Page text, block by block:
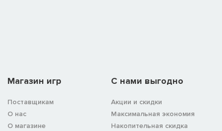
Магазин игр
Поставщикам
О нас
О магазине
C нами выгодно
Акции и скидки
Максимальная экономия
Накопительная скидка